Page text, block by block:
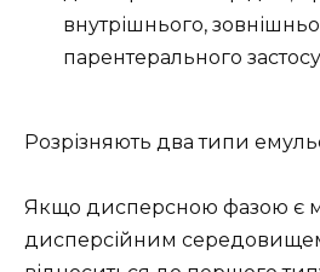
внутрішнього,
парентерального
Розрізняють два типи
Якщо дисперсною фазою є
дисперсійним середовищем